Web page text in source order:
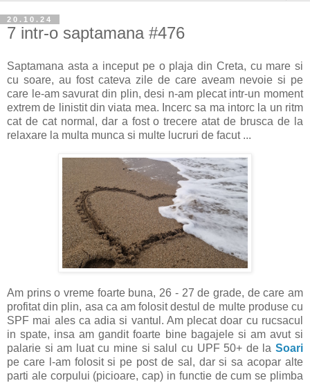
20.10.24
7 intr-o saptamana #476
Saptamana asta a inceput pe o plaja din Creta, cu mare si
cu soare, au fost cateva zile de care aveam nevoie si pe
care le-am savurat din plin, desi n-am plecat intr-un moment
extrem de linistit din viata mea. Incerc sa ma intorc la un ritm
cat de cat normal, dar a fost o trecere atat de brusca de la
relaxare la multa munca si multe lucruri de facut ...
Am prins o vreme foarte buna, 26 - 27 de grade, de care am
profitat din plin, asa ca am folosit destul de multe produse cu
SPF mai ales ca adia si vantul. Am plecat doar cu rucsacul
in spate, insa am gandit foarte bine bagajele si am avut si
palarie si am luat cu mine si salul cu UPF 50+ de la Soari
pe care l-am folosit si pe post de sal, dar si sa acopar alte
parti ale corpului (picioare, cap) in functie de cum se plimba